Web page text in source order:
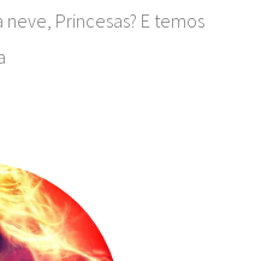
Princesas? E temos